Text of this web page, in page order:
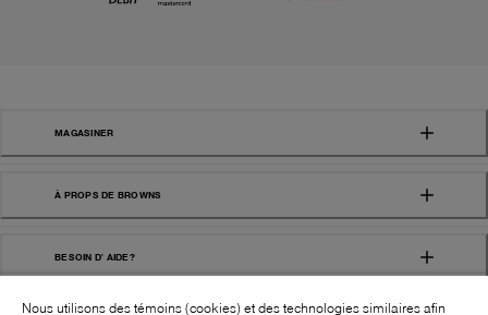
MAGASINER
À PROPS DE BROWNS
BESOIN D' AIDE?
Nous utilisons des témoins (cookies) et des technologies similaires afin